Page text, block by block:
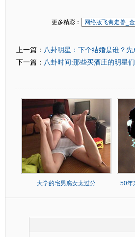
更多精彩： 网络版飞禽走兽_
上一篇： 八卦明星：下个结婚是谁？
下一篇： 八卦时间:那些买酒庄的明星们
大学的宅男腐女太过分 50年